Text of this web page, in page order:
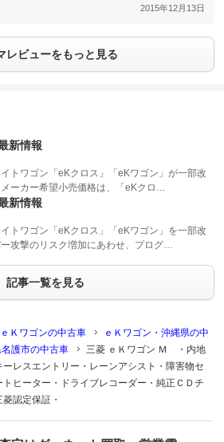
2015年12月13日
レビューをもっと見る
新情報
トワゴン「eKクロス」「eKワゴン」が一部改
メーカー希望小売価格は、「eKクロ…
新情報
トワゴン「eKクロス」「eKワゴン」を一部改
ー攻撃のリスク増加にあわせ、プログ…
記事一覧を見る
ｅＫワゴンの中古車
ｅＫワゴン・沖縄県の中
護市の中古車
三菱 ｅＫワゴン Ｍ ・内地
レスエントリー・レーンアシスト・障害物セ
ヒーター・ドライブレコーダー・純正ＣＤチ
認定保証・